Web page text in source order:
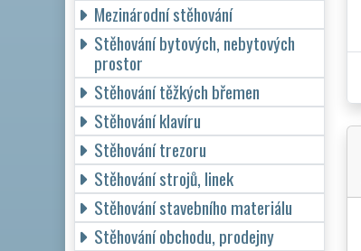
Mezinárodní stěhování
Stěhování bytových, nebytových
prostor
Stěhování těžkých břemen
Stěhování klavíru
Stěhování trezoru
Stěhování strojů, linek
Stěhování stavebního materiálu
Stěhování obchodu, prodejny